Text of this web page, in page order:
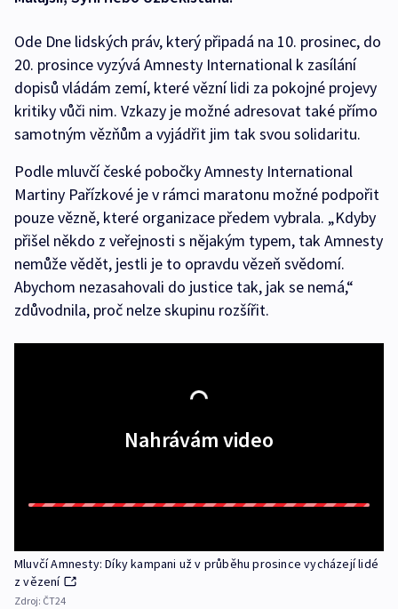
Ode Dne lidských práv, který připadá na 10. prosinec, do
20. prosince vyzývá Amnesty International k zasílání
dopisů vládám zemí, které vězní lidi za pokojné projevy
kritiky vůči nim. Vzkazy je možné adresovat také přímo
samotným vězňům a vyjádřit jim tak svou solidaritu.
Podle mluvčí české pobočky Amnesty International
Martiny Pařízkové je v rámci maratonu možné podpořit
pouze vězně, které organizace předem vybrala. „Kdyby
přišel někdo z veřejnosti s nějakým typem, tak Amnesty
nemůže vědět, jestli je to opravdu vězeň svědomí.
Abychom nezasahovali do justice tak, jak se nemá,“
zdůvodnila, proč nelze skupinu rozšířit.
Nahrávám video
Mluvčí Amnesty: Díky kampani už v průběhu prosince vycházejí lidé
z vězení
Zdroj: ČT24